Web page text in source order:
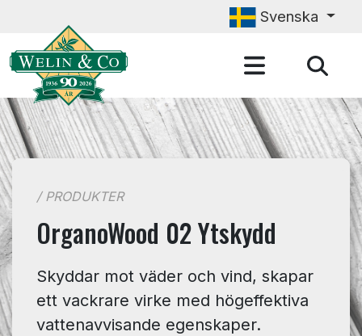
Svenska
/ PRODUKTER
OrganoWood 02 Ytskydd
Skyddar mot väder och vind, skapar
ett vackrare virke med högeffektiva
vattenavvisande egenskaper.